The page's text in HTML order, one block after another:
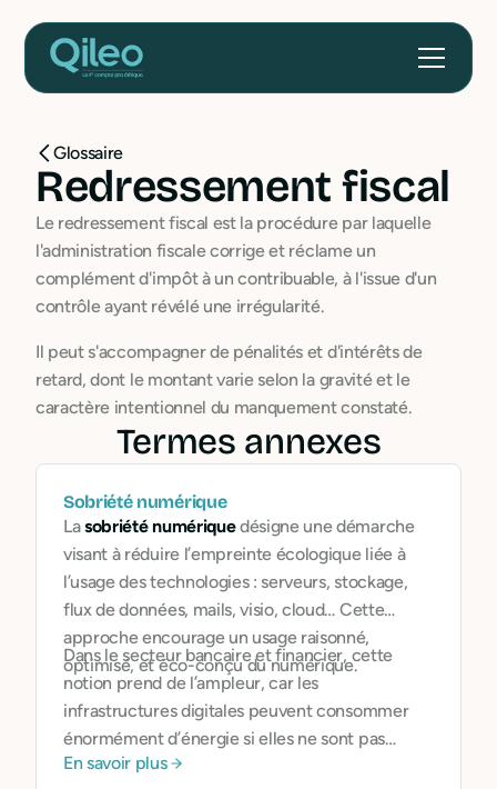
Glossaire
Redressement fiscal
Le redressement fiscal est la procédure par laquelle
l'administration fiscale corrige et réclame un
complément d'impôt à un contribuable, à l'issue d'un
contrôle ayant révélé une irrégularité.
Il peut s'accompagner de pénalités et d'intérêts de
retard, dont le montant varie selon la gravité et le
caractère intentionnel du manquement constaté.
Termes annexes
Sobriété numérique
Lasobriété numériquedésigne une démarche
visant à réduire l’empreinte écologique liée à
l’usage des technologies : serveurs, stockage,
flux de données, mails, visio, cloud… Cette
approche encourage un usage raisonné,
optimisé, et éco-conçu du numérique.
Dans le secteur bancaire et financier, cette
notion prend de l’ampleur, car les
infrastructures digitales peuvent consommer
énormément d’énergie si elles ne sont pas
pensées avec responsabilité.
En savoir plus